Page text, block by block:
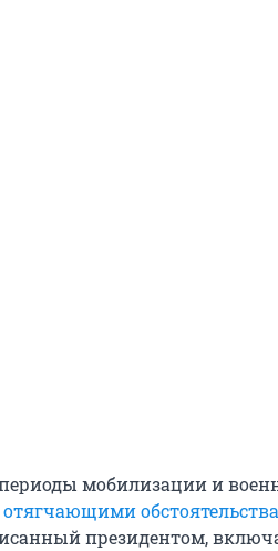
мобилизации и
президентом,